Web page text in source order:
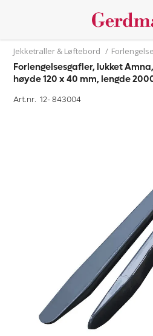
Jekketraller & Løftebord /
Forlengelsesgafler, lukket
høyde 120 x 40 mm, lengde
Art.nr. 12-843004